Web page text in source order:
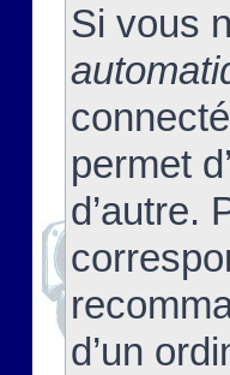
Si vous
permet
d’autre.
d’un